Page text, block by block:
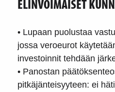
ELINVOIMAISET
• Lupaan puolustaa
jossa veroeurot
investoinnit tehdään
• Panostan
pitkäjänteisyyteen: ei